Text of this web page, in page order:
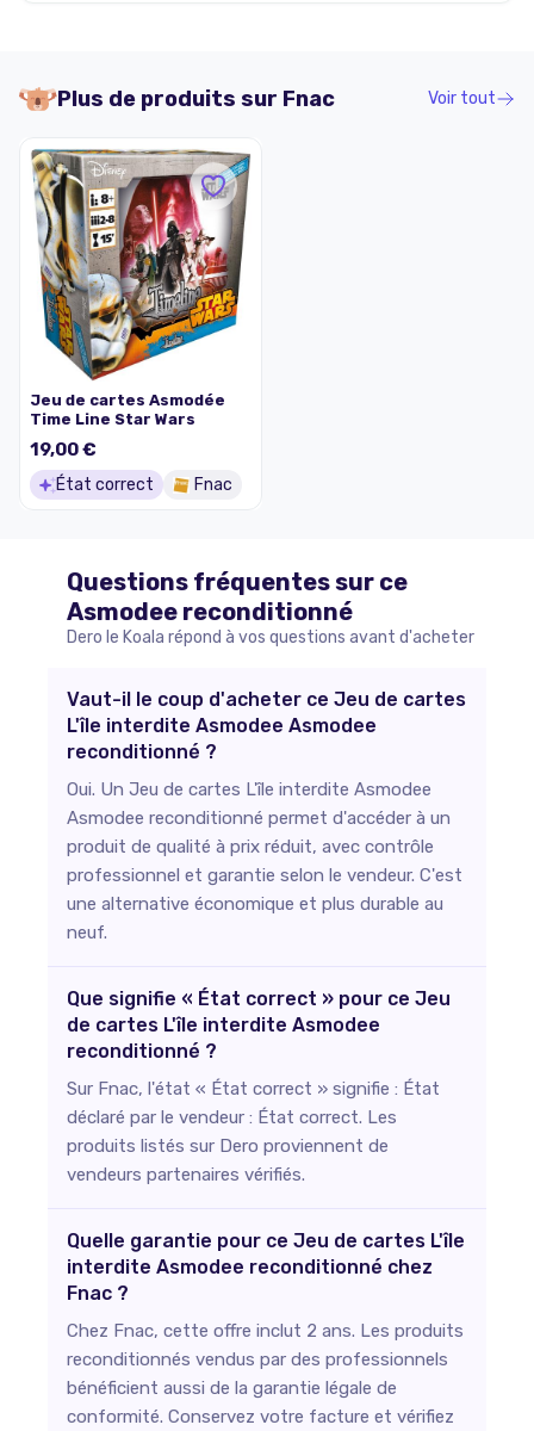
Plus de produits sur Fnac Voir tout
Jeu de cartes Asmodée
Time Line Star Wars
19,00 €
État correct Fnac
Questions fréquentes sur ce
Asmodee reconditionné
Dero le Koala répond à vos questions avant d'acheter
Vaut-il le coup d'acheter ce Jeu de cartes
L'île interdite Asmodee Asmodee
reconditionné ?
Oui. Un Jeu de cartes L'île interdite Asmodee
Asmodee reconditionné permet d'accéder à un
produit de qualité à prix réduit, avec contrôle
professionnel et garantie selon le vendeur. C'est
une alternative économique et plus durable au
neuf.
Que signifie « État correct » pour ce Jeu
de cartes L'île interdite Asmodee
reconditionné ?
Sur Fnac, l'état « État correct » signifie : État
déclaré par le vendeur : État correct. Les
produits listés sur Dero proviennent de
vendeurs partenaires vérifiés.
Quelle garantie pour ce Jeu de cartes L'île
interdite Asmodee reconditionné chez
Fnac ?
Chez Fnac, cette offre inclut 2 ans. Les produits
reconditionnés vendus par des professionnels
bénéficient aussi de la garantie légale de
conformité. Conservez votre facture et vérifiez